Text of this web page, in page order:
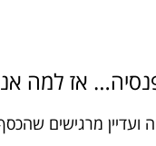
אז למה אני עדיין
ועדיין מרגישים